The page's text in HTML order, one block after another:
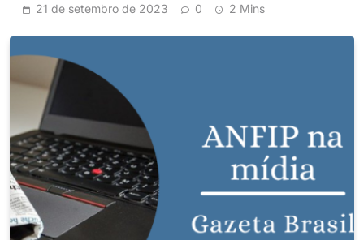
21 de setembro de 2023 0 2 Mins